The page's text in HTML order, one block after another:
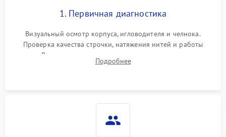
1. Первичная диагностика
Визуальный осмотр корпуса, игловодителя и челнока.
Проверка качества строчки, натяжения нитей и работы
педали. Выявление посторонних стуков, пропусков стежков,
обрывов нити или заклинивания механизмов на тестовом
Подробнее